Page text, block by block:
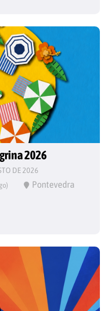
2026
DE 2026
Pontevedra